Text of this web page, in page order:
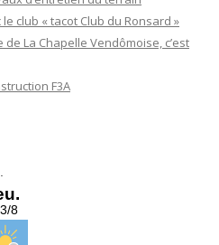
club « tacot Club du Ronsard »
La Chapelle Vendômoise, c’est
F3A